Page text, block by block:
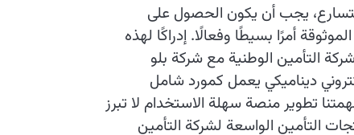
يجب أن يكون الحصول على
أمرًا بسيطًا وفعالًا. إدراكًا لهذه
التأمين الوطنية مع شركة بلو
ديناميكي يعمل كمورد شامل
تطوير منصة سهلة الاستخدام لا تبرز
التأمين الواسعة لشركة التأمين